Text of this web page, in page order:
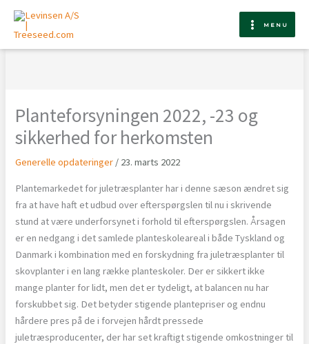
indholdet
MENU
Planteforsyningen 2022, -23 og
sikkerhed for herkomsten
Generelle opdateringer / 23. marts 2022
Plantemarkedet for juletræsplanter har i denne sæson ændret sig
fra at have haft et udbud over efterspørgslen til nu i skrivende
stund at være underforsynet i forhold til efterspørgslen. Årsagen
er en nedgang i det samlede planteskoleareal i både Tyskland og
Danmark i kombination med en forskydning fra juletræsplanter til
skovplanter i en lang række planteskoler. Der er sikkert ikke
mange planter for lidt, men det er tydeligt, at balancen nu har
forskubbet sig. Det betyder stigende plantepriser og endnu
hårdere pres på de i forvejen hårdt pressede
juletræsproducenter, der har set kraftigt stigende omkostninger til